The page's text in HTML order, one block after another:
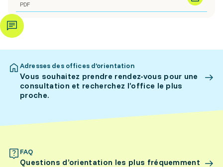
PDF
Adresses des offices d’orientation
Vous souhaitez prendre rendez-vous pour une
consultation et recherchez l’office le plus
proche.
FAQ
Questions d’orientation les plus fréquemment